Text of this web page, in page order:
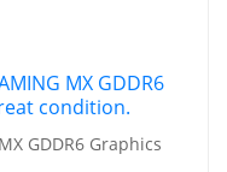
GDDR6 Graphics